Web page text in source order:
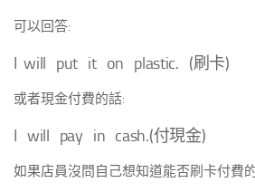
可以回答:
I will put it on plastic. (刷卡)
或者現金付費的話:
I will pay in cash.(付現金)
如果店員沒問自己想知道能否刷卡付費